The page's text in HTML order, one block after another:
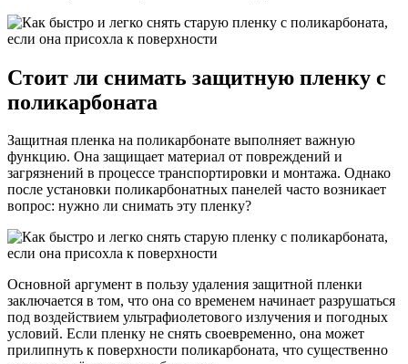
Стоит ли снимать защитную пленку с
поликарбоната
Защитная пленка на поликарбонате выполняет важную
функцию. Она защищает материал от повреждений и
загрязнений в процессе транспортировки и монтажа. Однако
после установки поликарбонатных панелей часто возникает
вопрос: нужно ли снимать эту пленку?
Основной аргумент в пользу удаления защитной пленки
заключается в том, что она со временем начинает разрушаться
под воздействием ультрафиолетового излучения и погодных
условий. Если пленку не снять своевременно, она может
прилипнуть к поверхности поликарбоната, что существенно